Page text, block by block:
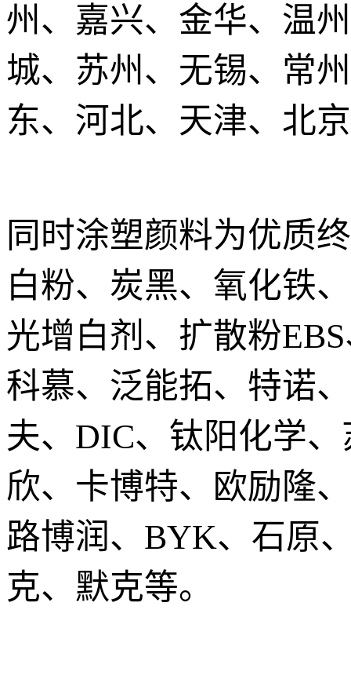
州、嘉兴、金华、温
城、苏州、无锡、常
东、河北、天津、北
同时涂塑颜料为优质
白粉、炭黑、氧化铁
光增白剂、扩散粉
科慕、泛能拓、特诺
夫、DIC、钛阳化学
欣、卡博特、欧励隆
路博润、BYK、石原
克、默克等。